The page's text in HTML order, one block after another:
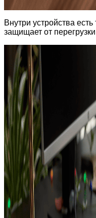
Внутри устройства
защищает от